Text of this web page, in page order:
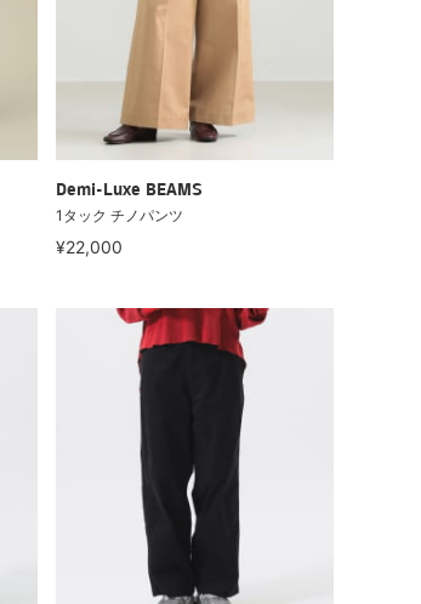
Demi-Luxe BEAMS
1タック チノパンツ
¥22,000